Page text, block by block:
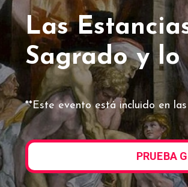
Las
Sagrado y lo
**Este evento está incluido en las
PRUEBA